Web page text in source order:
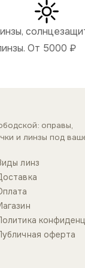
От 5000 ₽
оправы,
и линзы под
линз
оферта